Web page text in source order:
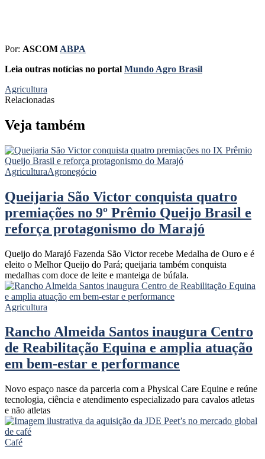
Por: ASCOM ABPA
Leia outras notícias no portal Mundo Agro Brasil
Agricultura
Relacionadas
Veja também
AgriculturaAgronegócio
Queijaria São Victor conquista quatro
premiações no 9º Prêmio Queijo Brasil e
reforça protagonismo do Marajó
Queijo do Marajó Fazenda São Victor recebe Medalha de Ouro e é
eleito o Melhor Queijo do Pará; queijaria também conquista
medalhas com doce de leite e manteiga de búfala.
Agricultura
Rancho Almeida Santos inaugura Centro
de Reabilitação Equina e amplia atuação
em bem-estar e performance
Novo espaço nasce da parceria com a Physical Care Equine e reúne
tecnologia, ciência e atendimento especializado para cavalos atletas
e não atletas
Café